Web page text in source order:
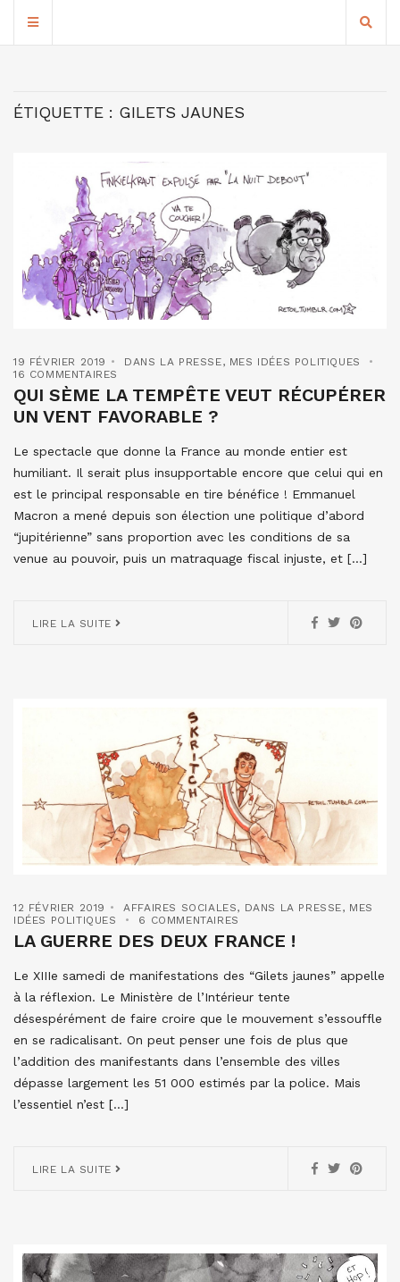
ÉTIQUETTE : GILETS JAUNES
19 FÉVRIER 2019 DANS LA PRESSE, MES IDÉES POLITIQUES
16 COMMENTAIRES
QUI SÈME LA TEMPÊTE VEUT RÉCUPÉRER
UN VENT FAVORABLE ?
Le spectacle que donne la France au monde entier est
humiliant. Il serait plus insupportable encore que celui qui en
est le principal responsable en tire bénéfice ! Emmanuel
Macron a mené depuis son élection une politique d’abord
“jupitérienne” sans proportion avec les conditions de sa
venue au pouvoir, puis un matraquage fiscal injuste, et […]
LIRE LA SUITE
12 FÉVRIER 2019 AFFAIRES SOCIALES, DANS LA PRESSE, MES
IDÉES POLITIQUES
6 COMMENTAIRES
LA GUERRE DES DEUX FRANCE !
Le XIIIe samedi de manifestations des “Gilets jaunes” appelle
à la réflexion. Le Ministère de l’Intérieur tente
désespérément de faire croire que le mouvement s’essouffle
en se radicalisant. On peut penser une fois de plus que
l’addition des manifestants dans l’ensemble des villes
dépasse largement les 51 000 estimés par la police. Mais
l’essentiel n’est […]
LIRE LA SUITE